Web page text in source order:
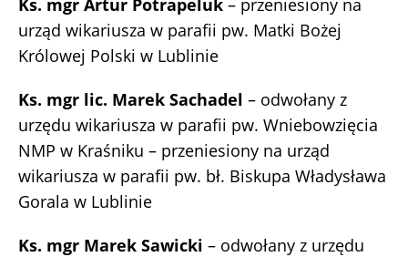
Ks. mgr Artur Potrapeluk – przeniesiony na
urząd wikariusza w parafii pw. Matki Bożej
Królowej Polski w Lublinie
Ks. mgr lic. Marek Sachadel – odwołany z
urzędu wikariusza w parafii pw. Wniebowzięcia
NMP w Kraśniku – przeniesiony na urząd
wikariusza w parafii pw. bł. Biskupa Władysława
Gorala w Lublinie
Ks. mgr Marek Sawicki – odwołany z urzędu